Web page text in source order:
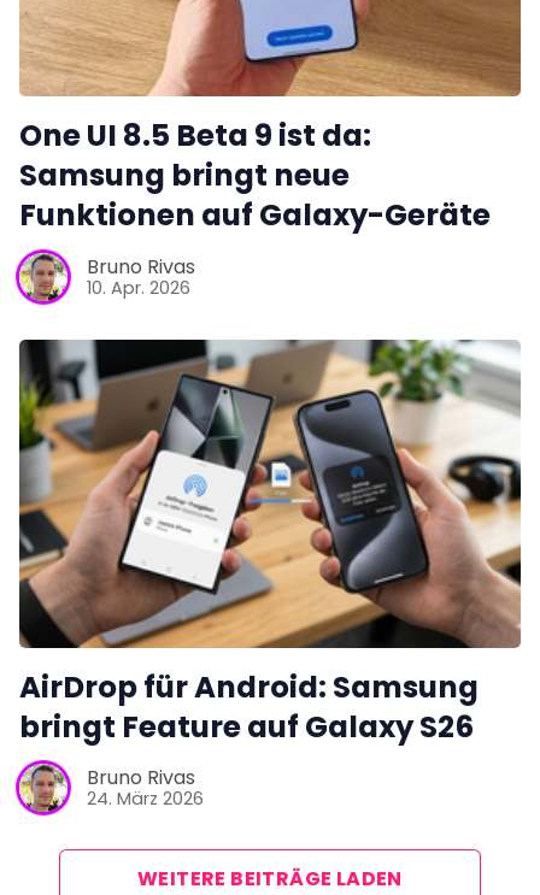
One UI 8.5 Beta 9 ist da:
Samsung bringt neue
Funktionen auf Galaxy-Geräte
Bruno Rivas
10. Apr. 2026
AirDrop für Android: Samsung
bringt Feature auf Galaxy S26
Bruno Rivas
24. März 2026
WEITERE BEITRÄGE LADEN